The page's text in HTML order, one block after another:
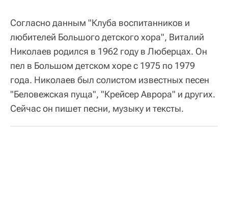
Согласно данным "Клуба воспитанников и
любителей Большого детского хора", Виталий
Николаев родился в 1962 году в Люберцах. Он
пел в Большом детском хоре с 1975 по 1979
года. Николаев был солистом известных песен
"Беловежская пуща", "Крейсер Аврора" и других.
Сейчас он пишет песни, музыку и тексты.